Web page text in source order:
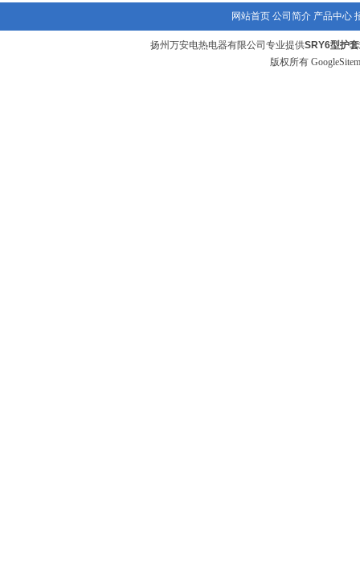
网站首页 公司简介 产品中心
扬州万安电热电器有限公司专业提供SRY6型护
版权所有